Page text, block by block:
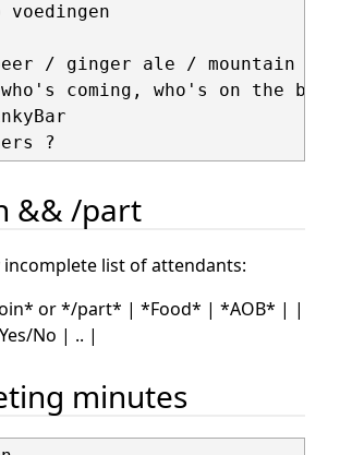
voedingen
/ ginger ale / mountain dew
coming, who's on the
&& /part
incomplete list of attendants:
or */part* | *Food* | *AOB* | |
No | .. |
minutes